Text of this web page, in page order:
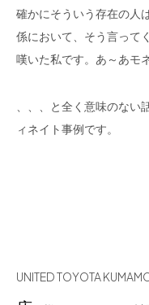
確かにそういう存在の人
係において、そう言って
嘆いた私です。あ～あモ
、、、と全く意味のな
ィネイト事例です。
UNITED TOYOTA